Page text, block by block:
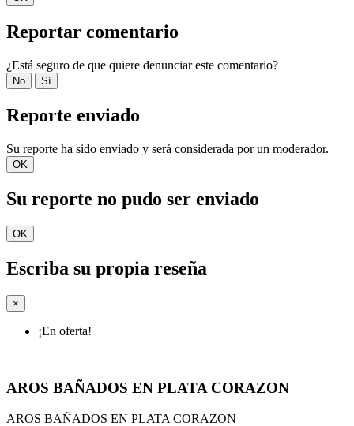
Reportar comentario
¿Está seguro de que quiere denunciar este comentario?
No Sí
Reporte enviado
Su reporte ha sido enviado y será considerada por un moderador.
OK
Su reporte no pudo ser enviado
OK
Escriba su propia reseña
×
¡En oferta!
AROS BAÑADOS EN PLATA CORAZON
AROS BAÑADOS EN PLATA CORAZON